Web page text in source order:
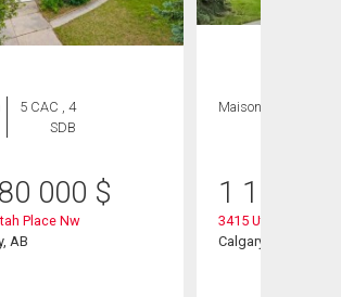
5 CAC , 4
SDB
000 $
Place Nw
AB
Maison
1 100
3415 Utah
Calgary, AB